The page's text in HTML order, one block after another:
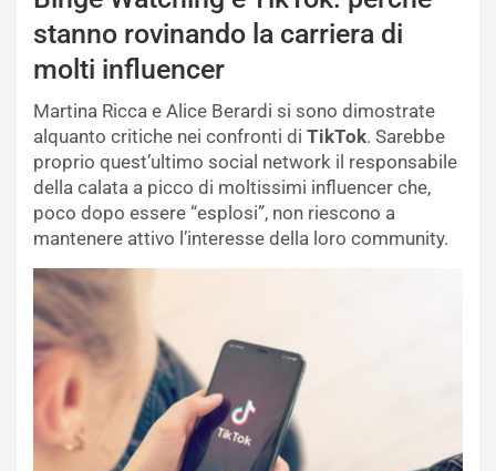
stanno rovinando la carriera di
molti influencer
Martina Ricca e Alice Berardi si sono dimostrate
alquanto critiche nei confronti di TikTok. Sarebbe
proprio quest’ultimo social network il responsabile
della calata a picco di moltissimi influencer che,
poco dopo essere “esplosi”, non riescono a
mantenere attivo l’interesse della loro community.